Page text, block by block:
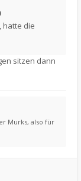
hatte die
sitzen dann
Murks, also für